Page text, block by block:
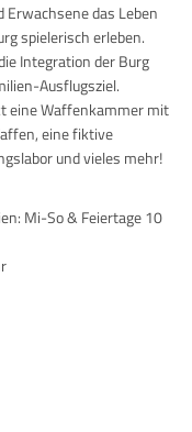
das Leben
spielerisch erleben.
Integration der Burg
Ausflugsziel.
eine Waffenkammer mit
eine fiktive
und vieles mehr!
Mi-So & Feiertage 10